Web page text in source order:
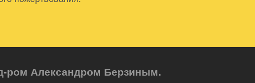
ром Александром Берзиным.